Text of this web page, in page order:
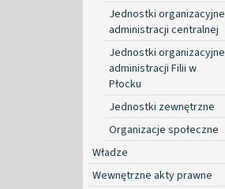
Jednostki organizacyjne
administracji centralnej
Jednostki organizacyjne
administracji Filii w
Płocku
Jednostki zewnętrzne
Organizacje społeczne
Władze
Wewnętrzne akty prawne